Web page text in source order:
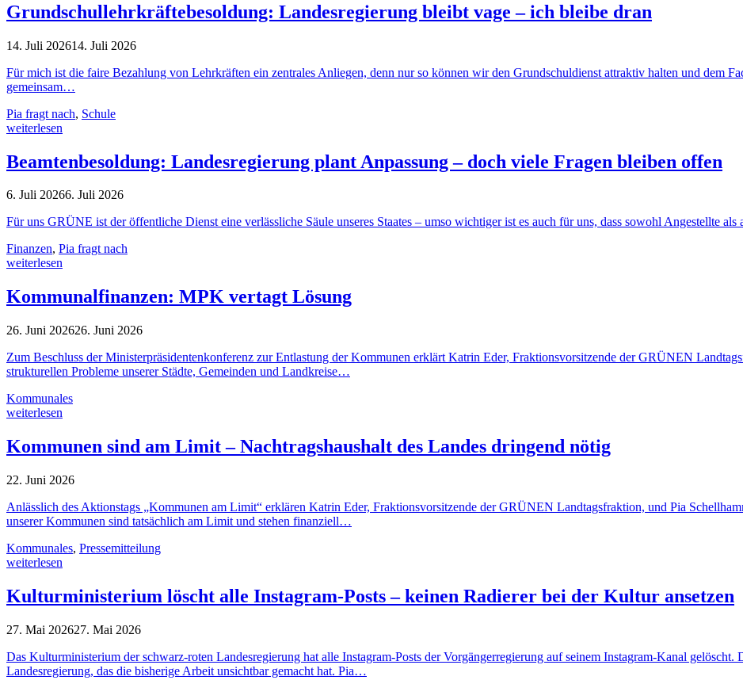
Grundschullehrkräftebesoldung: Landesregierung bleibt vage – ich bleibe dran
14. Juli 202614. Juli 2026
Für mich ist die faire Bezahlung von Lehrkräften ein zentrales Anliegen, denn nur so können wir den Grundschuldienst attraktiv halten und dem
gemeinsam…
Pia fragt nach, Schule
weiterlesen
Beamtenbesoldung: Landesregierung plant Anpassung – doch viele Fragen bleiben offen
6. Juli 20266. Juli 2026
Für uns GRÜNE ist der öffentliche Dienst eine verlässliche Säule unseres Staates – umso wichtiger ist es auch für uns, dass sowohl Angestellte
Finanzen, Pia fragt nach
weiterlesen
Kommunalfinanzen: MPK vertagt Lösung
26. Juni 202626. Juni 2026
Zum Beschluss der Ministerpräsidentenkonferenz zur Entlastung der Kommunen erklärt Katrin Eder, Fraktionsvorsitzende der GRÜNEN
strukturellen Probleme unserer Städte, Gemeinden und Landkreise…
Kommunales
weiterlesen
Kommunen sind am Limit – Nachtragshaushalt des Landes dringend nötig
22. Juni 2026
Anlässlich des Aktionstags „Kommunen am Limit“ erklären Katrin Eder, Fraktionsvorsitzende der GRÜNEN Landtagsfraktion, und Pia
unserer Kommunen sind tatsächlich am Limit und stehen finanziell…
Kommunales, Pressemitteilung
weiterlesen
Kulturministerium löscht alle Instagram-Posts – keinen Radierer bei der Kultur ansetzen
27. Mai 202627. Mai 2026
Das Kulturministerium der schwarz-roten Landesregierung hat alle Instagram-Posts der Vorgängerregierung auf seinem Instagram-Kanal
Landesregierung, das die bisherige Arbeit unsichtbar gemacht hat. Pia…